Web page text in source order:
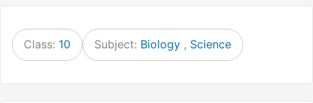
Class: 10 Subject: Biology , Science